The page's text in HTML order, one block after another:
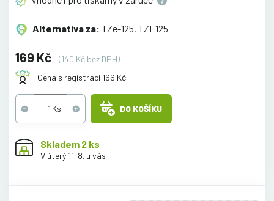
Alternativa za: TZe-125, TZE125
169 Kč
(140 Kč bez DPH)
Cena s registrací 166 Kč
DO KOŠÍKU
Skladem 2 ks
V úterý 11. 8. u vás